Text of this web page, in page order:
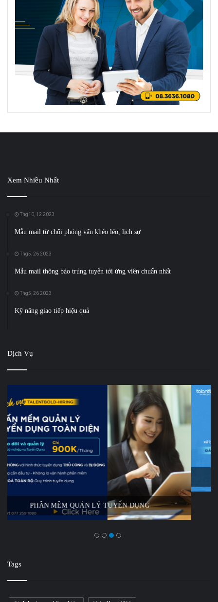
Xem Nhiều Nhất
Thg10, 12 2023
Mẫu mail từ chối phỏng vấn khéo léo, lịch sự
Thg5, 26 2023
Mẫu mail thông báo trúng tuyển tới ứng viên chuẩn nhất
Thg5, 26 2023
Kỹ năng giao tiếp hiệu quả
Dịch Vụ
THUÊ NGOÀI QUY TRÌNH TUYỂN DỤNG
Tags